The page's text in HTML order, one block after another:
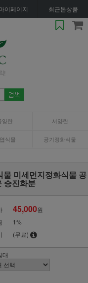
이페이지 최근본상품
양란 서양란
식물 공기정화식물
미세먼지정화식물 공
승진화분
45,000원
1%
(무료)
대